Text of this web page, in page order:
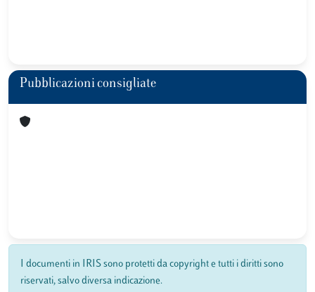
Pubblicazioni consigliate
I documenti in IRIS sono protetti da copyright e tutti i diritti sono
riservati, salvo diversa indicazione.